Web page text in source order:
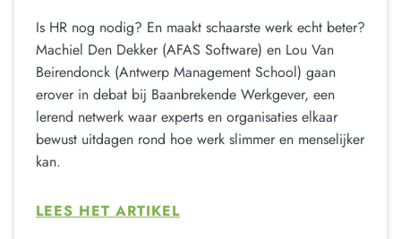
Is HR nog nodig? En maakt schaarste werk echt beter?
Machiel Den Dekker (AFAS Software) en Lou Van
Beirendonck (Antwerp Management School) gaan
erover in debat bij Baanbrekende Werkgever, een
lerend netwerk waar experts en organisaties elkaar
bewust uitdagen rond hoe werk slimmer en menselijker
kan.
LEES HET ARTIKEL